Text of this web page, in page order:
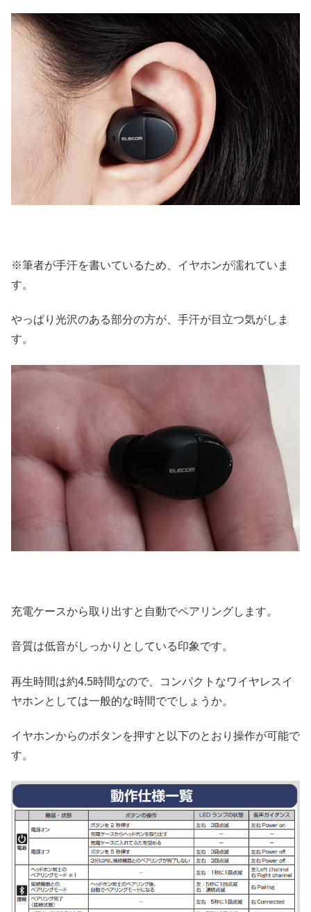
※筆者が手汗を書いているため、イヤホンが濡れていま
す。
やっぱり光沢のある部分の方が、手汗が目立つ気がしま
す。
充電ケースから取り出すと自動でペアリングします。
音質は低音がしっかりとしている印象です。
再生時間は約4.5時間なので、コンパクトなワイヤレスイ
ヤホンとしては一般的な時間ででしょうか。
イヤホンからのボタンを押すと以下のとおり操作が可能で
す。